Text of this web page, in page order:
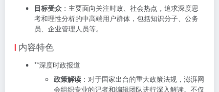
目标受众 ：主要面向关注时政、社会热点，追求深度思
考和理性分析的中高端用户群体，包括知识分子、公务
员、企业管理人员等。
内容特色
**深度时政报道
政策解读 ：对于国家出台的重大政策法规，澎湃网
会组织专业的记者和编辑团队进行深入解读。不仅